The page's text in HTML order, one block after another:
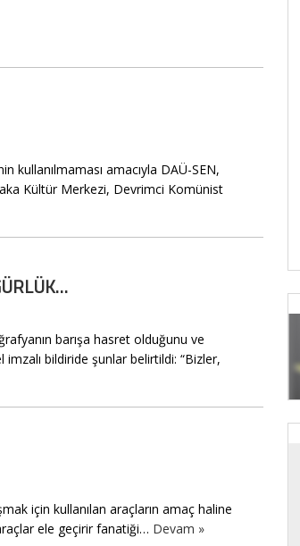
kullanılmaması amacıyla DAÜ-SEN,
Kültür Merkezi, Devrimci Komünist
barışa hasret olduğunu ve
bildiride şunlar belirtildi: “Bizler,
için kullanılan araçların amaç haline
ele geçirir fanatiği… Devam »